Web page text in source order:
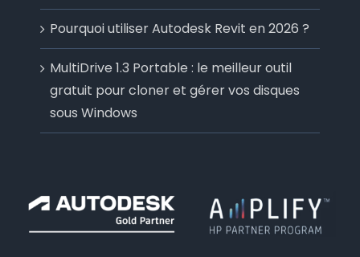
Pourquoi utiliser Autodesk Revit en 2026 ?
MultiDrive 1.3 Portable : le meilleur outil
gratuit pour cloner et gérer vos disques
sous Windows